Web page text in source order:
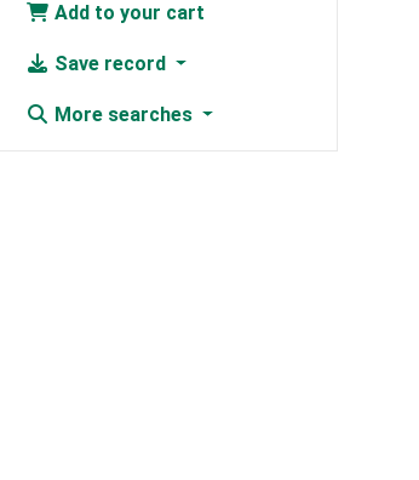
Add to your cart
Save record
More searches